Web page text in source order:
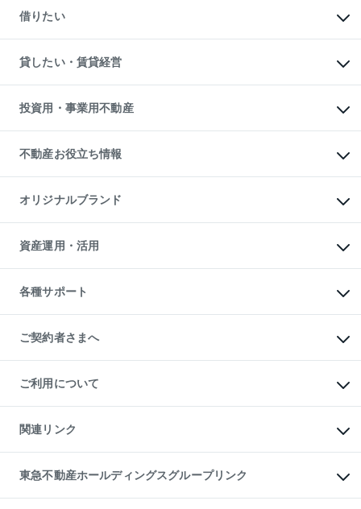
中古一戸建ての購入
不動産購入の流れ
注目キーワード物件特集
購入ガイド
English 繁体中文簡体中文
一戸建ての売却・査定
土地の売却・査定
スピードAI査定
不動産査定について
不動産売却の流れ
不動産買換えの流れ
売却ガイド
借りたい
オフィス・店舗の賃貸
借りるときの流れ
借りるガイド
貸したい・賃貸経営
マンション賃料データ
賃貸管理プラン
リロケーションについて
貸すガイド
投資用・事業用不動産
事業用不動産
マンション投資
投資用マンション
アパート経営
収益物件
ビル購入（ビル一棟）
投資用不動産の売却査定
事業用不動産の売却査定
不動産お役立ち情報
マンションライブラリー
人気マンションランキング
暮らしに役立つ不動産メディア
不動産相場・不動産価格情報
不動産コラム・ニュース
不動産用語集
不動産なんでもネット相談室
住まいの税金
オリジナルブランド
一棟リノベーションマンション
L`GENTE（ルジェンテ）
区分リノベーションマンション
投資用一棟レジデンスWELL
不動産小口投資
LEGACIA（レガシア）
資産運用・活用
不動産M&A
アセットマネジメント・出資
各種サポート
相続サポート
リフォームサポート
ご契約者さまへ
ご紹介・再契約特典
入居者様専用-各種ご案内（賃貸）
東急こすもす会「こすもすWeb」
ご利用について
金融商品取引について
東急リバブル ソーシャルメディアポリシー
ご意見・お問い合わせ（金融商品取引専用の相談・お問い合わせ窓口）
ダイレクトメール（郵送物）・Eメールなどの送付停止について
関連リンク
これからご結婚される方に東急百貨店のブライダルクラブ
人材サービスのご用命は 東急リバブルスタッフ株式会社まで
東北の逸品を贈ります 東北すぐれものセレクション
東急不動産ホールディングスグループリンク